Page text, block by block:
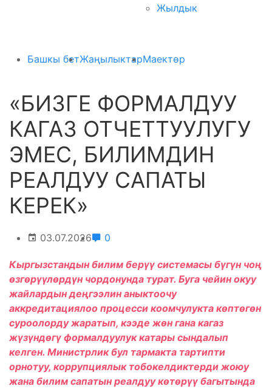
Жылдык
Башкы бетЖаңылыктарМаектөр
«БИЗГЕ ФОРМАЛДУУ
КАГАЗ ОТЧЕТТУУЛУГУ
ЭМЕС, БИЛИМДИН
РЕАЛДУУ САПАТЫ
КЕРЕК»
03.07.2026 0
Кыргызстандын билим берүү системасы бүгүн чоң
өзгөрүүлөрдүн чордонунда турат. Буга чейин окуу
жайлардын деңгээлин аныктоочу
аккредитациялоо процесси коомчулукта көптөгөн
суроолорду жаратып, кээде жөн гана кагаз
жүзүндөгү формалдуулук катары сындалып
келген. Министрлик бул тармакта тартипти
орнотуу, коррупциялык тобокелдиктерди жоюу
жана билим сапатын реалдуу көтөрүү багытында